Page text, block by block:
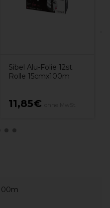
Sibel Alu-Folie 12st.
Rolle 15cmx100m
11,85€